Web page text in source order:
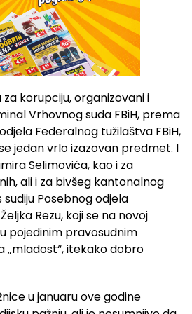
korupciju, organizovani i
Vrhovnog suda FBiH, prema
Federalnog tužilaštva FBiH,
jedan vrlo izazovan predmet. I
Selimovića, kao i za
ali i za bivšeg kantonalnog
sudiju Posebnog odjela
Rezu, koji se na novoj
pojedinim pravosudnim
„mladost“, itekako dobro
u januaru ove godine